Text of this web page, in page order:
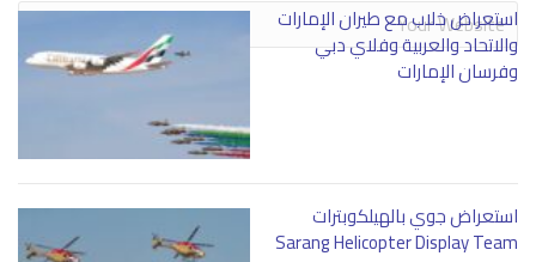
استعراض خلاب مع طيران الإمارات
والاتحاد والعربية وفلاي دبي
وفرسان الإمارات
استعراض جوي بالهيلكوبترات
Sarang Helicopter Display Team